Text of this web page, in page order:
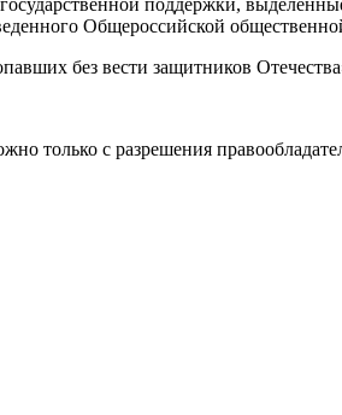
Общероссийской
без вести защитников
только с разрешения